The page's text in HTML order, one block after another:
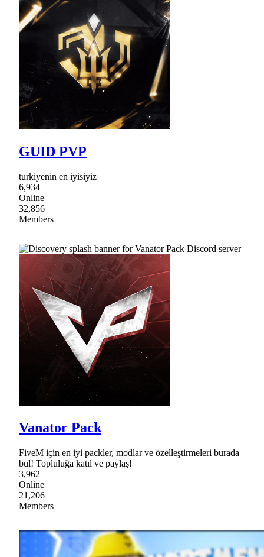
GUID PVP
turkiyenin en iyisiyiz
6,934
Online
32,856
Members
Vanator Pack
FiveM için en iyi packler, modlar ve özelleştirmeleri burada
bul! Topluluğa katıl ve paylaş!
3,962
Online
21,206
Members